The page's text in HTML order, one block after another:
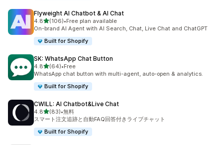
Flyweight AI Chatbot & AI Chat
4.85つ星中
(106)
合計レビュー数：106件
•Free plan available
On-brand AI Agent with AI Search, Chat, Live Chat and ChatGPT
Built for Shopify
SK: WhatsApp Chat Button
4.85つ星中
(64)
合計レビュー数：64件
•Free
WhatsApp chat button with multi-agent, auto-open & analytics.
Built for Shopify
CWILL: AI Chatbot&Live Chat
4.85つ星中
(83)
合計レビュー数：83件
•無料
スマート注文追跡と自動FAQ回答付きライブチャット
Built for Shopify